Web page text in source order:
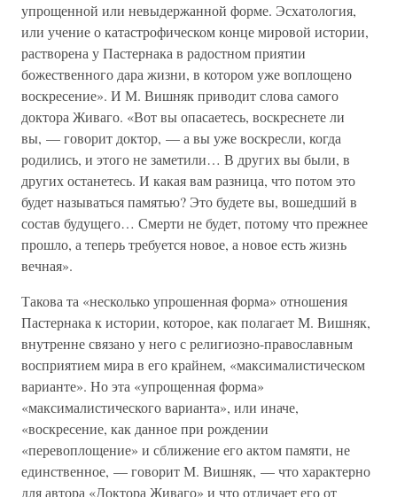
упрощенной или невыдержанной форме. Эсхатология,
или учение о катастрофическом конце мировой истории,
растворена у Пастернака в радостном приятии
божественного дара жизни, в котором уже воплощено
воскресение». И М. Вишняк приводит слова самого
доктора Живаго. «Вот вы опасаетесь, воскреснете ли
вы, — говорит доктор, — а вы уже воскресли, когда
родились, и этого не заметили… В других вы были, в
других останетесь. И какая вам разница, что потом это
будет называться памятью? Это будете вы, вошедший в
состав будущего… Смерти не будет, потому что прежнее
прошло, а теперь требуется новое, а новое есть жизнь
вечная».
Такова та «несколько упрошенная форма» отношения
Пастернака к истории, которое, как полагает М. Вишняк,
внутренне связано у него с религиозно-православным
восприятием мира в его крайнем, «максималистическом
варианте». Но эта «упрощенная форма»
«максималистического варианта», или иначе,
«воскресение, как данное при рождении
«перевоплощение» и сближение его актом памяти, не
единственное, — говорит М. Вишняк, — что характерно
для автора «Доктора Живаго» и что отличает его от